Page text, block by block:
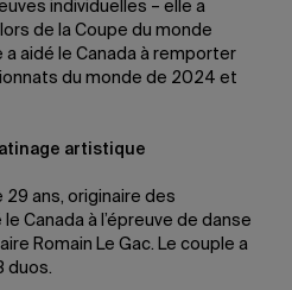
individuelles – elle a
de la Coupe du monde
a aidé le Canada à remporter
du monde de 2024 et
artistique
ans, originaire des
Canada à l’épreuve de danse
Romain Le Gac. Le couple a
duos.